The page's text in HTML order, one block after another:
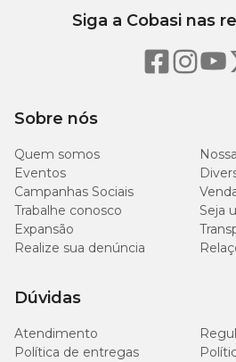
Sobre nós
Quem somos
Eventos
Campanhas Sociais
Trabalhe conosco
Seja
Expansão
Realize sua denúncia
Dúvidas
Atendimento
Política de entregas
Siga a Cobasi nas